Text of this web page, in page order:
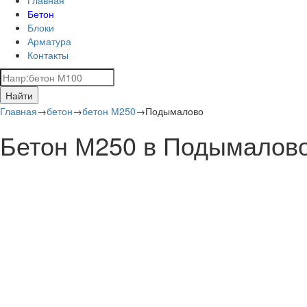
Бетон
Блоки
Арматура
Контакты
Найти
Главная→бетон→бетон М250→Подымалово
Бетон М250 в